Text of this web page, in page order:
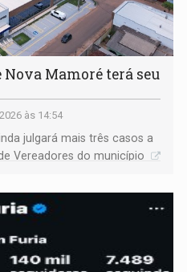
Nova Mamoré terá seu
às 14:54
julgará mais três casos a
Vereadores do município